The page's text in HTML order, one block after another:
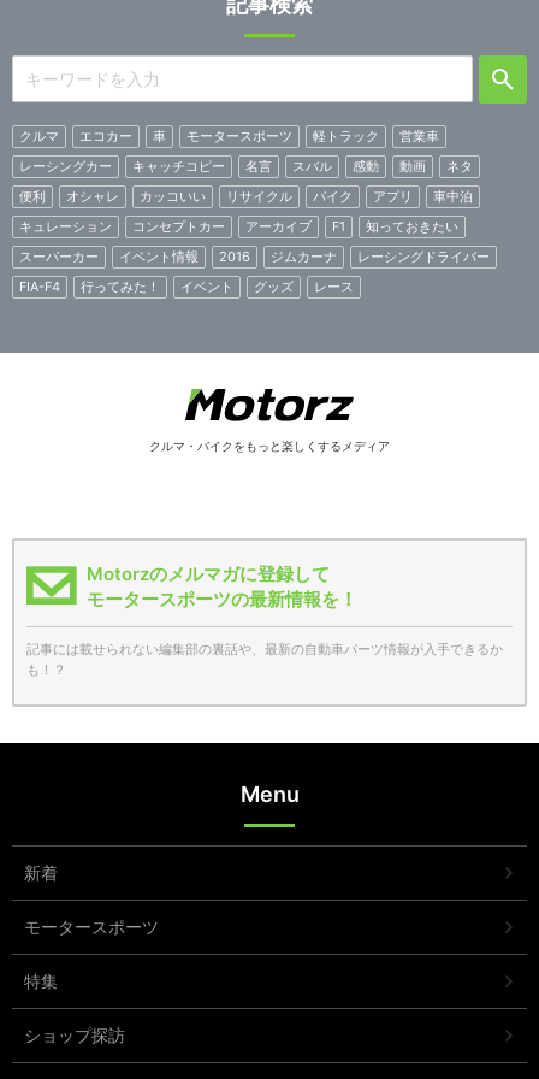
クルマ エコカー 車 モータースポーツ 軽トラック
営業車
レーシングカー
キャッチコピー 名言 スバル 感動 動画
ネタ
便利
オシャレ カッコいい リサイクル バイク アプリ
車中泊
キュレーション
コンセプトカー アーカイブ F1
知っておきたい
スーパーカー
イベント情報 2016 ジムカーナ
レーシングドライバー
FIA-F4
行ってみた！ イベント グッズ レース
クルマ・バイクをもっと楽しくするメディア
Motorzのメルマガに登録して
モータースポーツの最新情報を！
記事には載せられない編集部の裏話や、最新の自動車パーツ情報が入手できるか
も！？
Menu
新着
モータースポーツ
特集
ショップ探訪